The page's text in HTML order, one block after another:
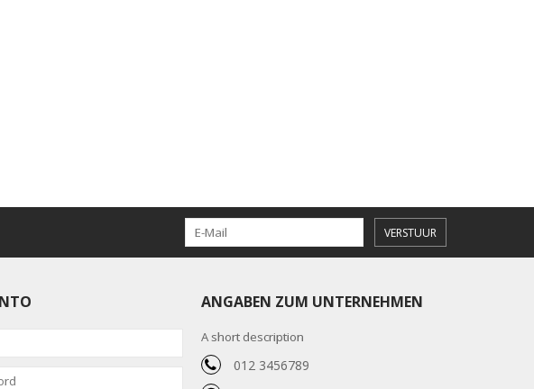
VERSTUUR
ANGABEN ZUM UNTERNEHMEN
A short description
012 3456789